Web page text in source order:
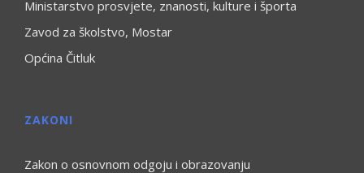
Ministarstvo prosvjete, znanosti, kulture i športa
Zavod za školstvo, Mostar
Općina Čitluk
ZAKONI
Zakon o osnovnom odgoju i obrazovanju